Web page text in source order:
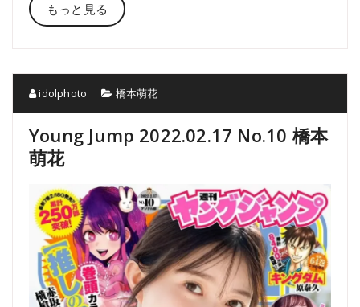
もっと見る
idolphoto 橋本萌花
Young Jump 2022.02.17 No.10 橋本
萌花